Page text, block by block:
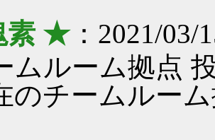
素 ★：2021/03/
ムルーム拠点
チームルー